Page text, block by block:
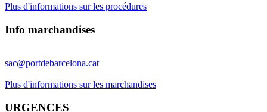
Plus d'informations sur les procédures
Info marchandises
sac@portdebarcelona.cat
Plus d'informations sur les marchandises
URGENCES